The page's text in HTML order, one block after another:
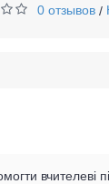
0 отзывов /
вчителеві